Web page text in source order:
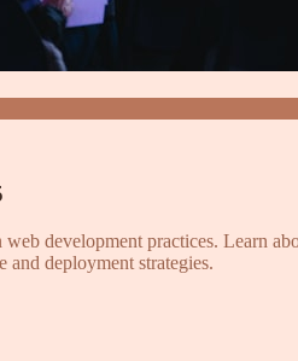
development practices. Learn
and deployment strategies.